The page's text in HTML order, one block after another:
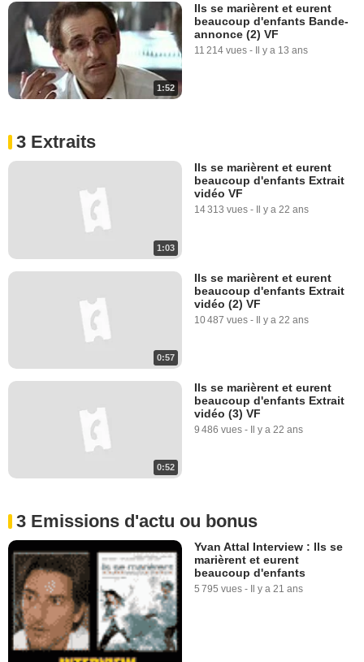
1:52
Ils se marièrent et eurent
beaucoup d'enfants Bande-
annonce (2) VF
11 214 vues - Il y a 13 ans
3 Extraits
1:03
Ils se marièrent et eurent
beaucoup d'enfants Extrait
vidéo VF
14 313 vues - Il y a 22 ans
0:57
Ils se marièrent et eurent
beaucoup d'enfants Extrait
vidéo (2) VF
10 487 vues - Il y a 22 ans
0:52
Ils se marièrent et eurent
beaucoup d'enfants Extrait
vidéo (3) VF
9 486 vues - Il y a 22 ans
3 Emissions d'actu ou bonus
Yvan Attal Interview : Ils se
marièrent et eurent
beaucoup d'enfants
5 795 vues - Il y a 21 ans